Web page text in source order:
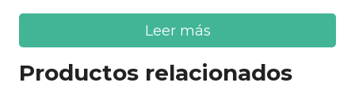
Leer más
Productos relacionados